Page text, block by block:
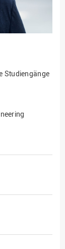
Studiengänge